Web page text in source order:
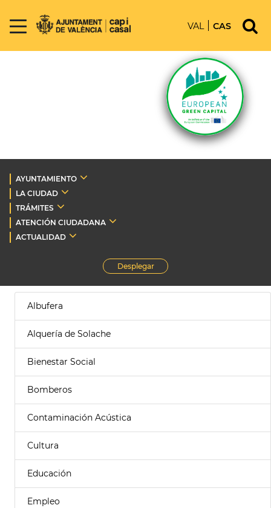
VAL CAS
AYUNTAMIENTO
LA CIUDAD
TRÁMITES
ATENCIÓN CIUDADANA
ACTUALIDAD
Desplegar
Albufera
Alquería de Solache
Bienestar Social
Bomberos
Contaminación Acústica
Cultura
Educación
Empleo